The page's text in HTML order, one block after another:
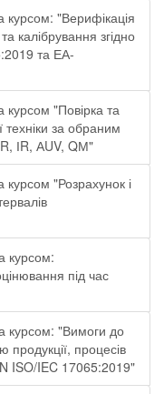
курсом: "Верифікація
калібрування згідно
та ЕА-
курсом "Повірка та
техніки за обраним
ІR, АUV, QМ"
"Розрахунок і
курсом:
під час
курсом: "Вимоги до
продукції, процесів
ISO/IEC 17065:2019"